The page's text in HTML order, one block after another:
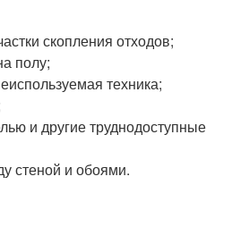
скопления отходов;
полу;
техника;
и другие труднодоступные
стеной и обоями.